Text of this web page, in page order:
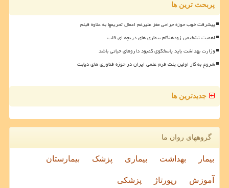
پربحث ترین ها
پیشرفت خوب حوزه جراحی مغز علیرغم اعمال تحریمها به علاوه فیلم
اهمیت تشخیص زودهنگام بیماری های دریچه ای قلب
وزارت بهداشت باید پاسخگوی کمبود داروهای حیاتی باشد
شروع به کار اولین پلت فرم علمی ایران در حوزه فناوری های دیابت
جدیدترین ها
گروههای روان ما
بیمار بهداشت بیماری پزشک بیمارستان
آموزش رپورتاژ پزشکی